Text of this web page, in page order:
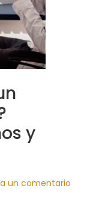
y
un comentario